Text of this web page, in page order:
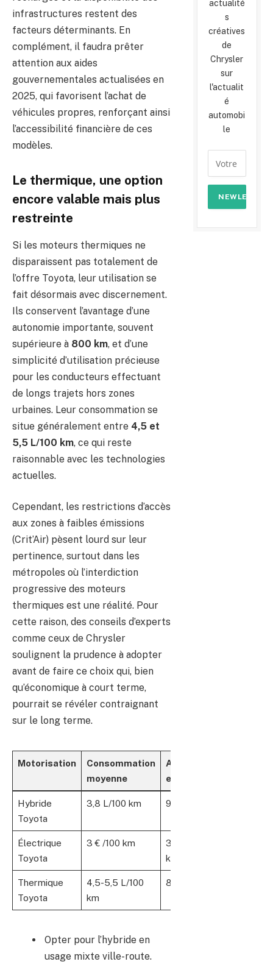
infrastructures restent des
facteurs déterminants. En
complément, il faudra prêter
attention aux aides
gouvernementales actualisées en
2025, qui favorisent l’achat de
véhicules propres, renforçant ainsi
l’accessibilité financière de ces
modèles.
Le thermique, une option
encore valable mais plus
restreinte
Si les moteurs thermiques ne
disparaissent pas totalement de
l’offre Toyota, leur utilisation se
fait désormais avec discernement.
Ils conservent l’avantage d’une
autonomie importante, souvent
supérieure à 800 km, et d’une
simplicité d’utilisation précieuse
pour les conducteurs effectuant
de longs trajets hors zones
urbaines. Leur consommation se
situe généralement entre 4,5 et
5,5 L/100 km, ce qui reste
raisonnable avec les technologies
actuelles.
Cependant, les restrictions d’accès
aux zones à faibles émissions
(Crit’Air) pèsent lourd sur leur
pertinence, surtout dans les
métropoles où l’interdiction
progressive des moteurs
thermiques est une réalité. Pour
cette raison, des conseils d’experts
comme ceux de Chrysler
soulignent la prudence à adopter
avant de faire ce choix qui, bien
qu’économique à court terme,
pourrait se révéler contraignant
sur le long terme.
Motorisation
Consommation
moyenne
Autonomie
estimée
Hybride
Toyota
3,8 L/100 km 900 km +
Électrique
Toyota
3 € /100 km
300-500
km
Thermique
Toyota
4,5-5,5 L/100
km
800 km +
Opter pour l’hybride en
usage mixte ville-route.
actualité
s
créatives
de
Chrysler
sur
l'actualit
é
automobi
le